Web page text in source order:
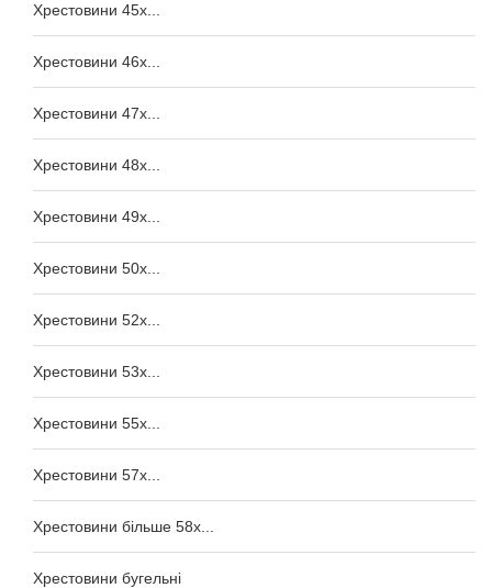
Хрестовини 45x...
Хрестовини 46x...
Хрестовини 47x...
Хрестовини 48x...
Хрестовини 49x...
Хрестовини 50x...
Хрестовини 52x...
Хрестовини 53x...
Хрестовини 55x...
Хрестовини 57x...
Хрестовини більше 58x...
Хрестовини бугельні